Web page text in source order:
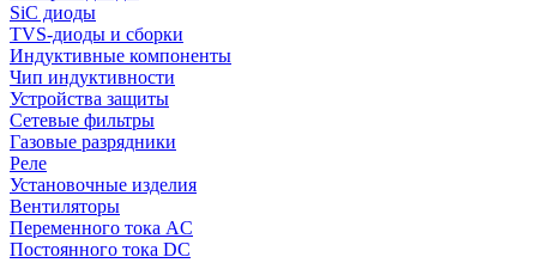
SiC диоды
TVS-диоды и сборки
Индуктивные компоненты
Чип индуктивности
Устройства защиты
Сетевые фильтры
Газовые разрядники
Реле
Установочные изделия
Вентиляторы
Переменного тока AC
Постоянного тока DC